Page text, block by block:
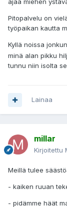
ajaa miehen
Pitopalvelu on
työpaikan kautta
Kyllä noissa
minä alan pikku
tunnu niin isolta
Lainaa
millar
Kirjoitettu
Meillä tulee
- kaiken ruuan
- pidämme häät